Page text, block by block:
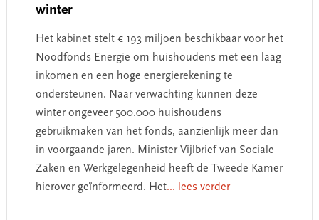
winter
Het kabinet stelt € 193 miljoen beschikbaar voor het
Noodfonds Energie om huishoudens met een laag
inkomen en een hoge energierekening te
ondersteunen. Naar verwachting kunnen deze
winter ongeveer 500.000 huishoudens
gebruikmaken van het fonds, aanzienlijk meer dan
in voorgaande jaren. Minister Vijlbrief van Sociale
Zaken en Werkgelegenheid heeft de Tweede Kamer
hierover geïnformeerd. Het... lees verder